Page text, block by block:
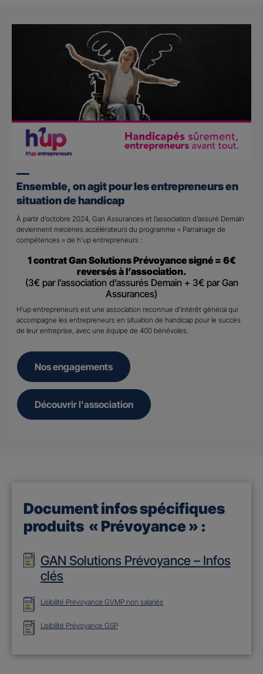
Ensemble, on agit pour les entrepreneurs en
situation de handicap
À partir d’octobre 2024, Gan Assurances et l’association d’assuré Demain
deviennent mécènes accélérateurs du programme « Parrainage de
compétences » de h’up entrepreneurs :
1 contrat Gan Solutions Prévoyance signé = 6€
reversés à l’association.
(3€ par l’association d’assurés Demain + 3€ par Gan
Assurances)
H’up entrepreneurs est une association reconnue d’intérêt général qui
accompagne les entrepreneurs en situation de handicap pour le succès
de leur entreprise, avec une équipe de 400 bénévoles.
Nos engagements
Découvrir l'association
Document infos spécifiques
produits « Prévoyance » :
GAN Solutions Prévoyance – Infos
clés
Lisibilité Prévoyance GVMP non salariés
Lisibilité Prévoyance GSP